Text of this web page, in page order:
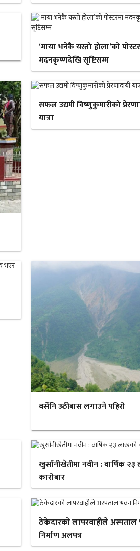
‘माया भनेकै यस्तो होला’को
मदनकृष्णदेखि सृष्टिसम्म
सफल उद्यमी विष्णुकुमारीको
यात्रा
बर्सेनि उठीबास लगाउने पहिरो
खुर्सानीखेतीमा नवीन : वार्षिक
कारोबार
ठेकेदारको लापरवाहीले
निर्माण अलपत्र